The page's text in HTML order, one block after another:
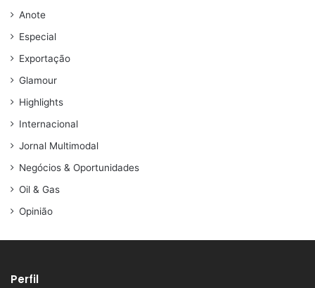
Anote
Especial
Exportação
Glamour
Highlights
Internacional
Jornal Multimodal
Negócios & Oportunidades
Oil & Gas
Opinião
Perfil